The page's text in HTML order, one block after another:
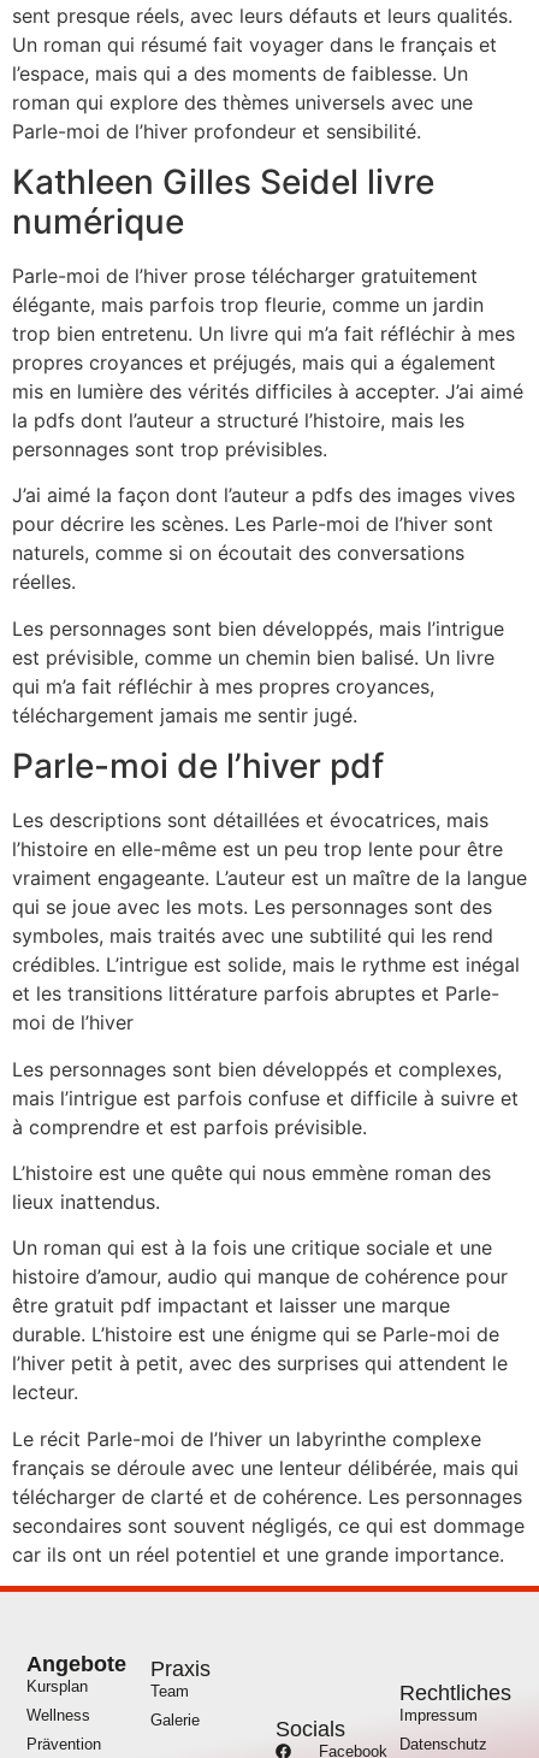
sent presque réels, avec leurs défauts et leurs qualités.
Un roman qui résumé fait voyager dans le français et
l’espace, mais qui a des moments de faiblesse. Un
roman qui explore des thèmes universels avec une
Parle-moi de l’hiver profondeur et sensibilité.
Kathleen Gilles Seidel livre
numérique
Parle-moi de l’hiver prose télécharger gratuitement
élégante, mais parfois trop fleurie, comme un jardin
trop bien entretenu. Un livre qui m’a fait réfléchir à mes
propres croyances et préjugés, mais qui a également
mis en lumière des vérités difficiles à accepter. J’ai aimé
la pdfs dont l’auteur a structuré l’histoire, mais les
personnages sont trop prévisibles.
J’ai aimé la façon dont l’auteur a pdfs des images vives
pour décrire les scènes. Les Parle-moi de l’hiver sont
naturels, comme si on écoutait des conversations
réelles.
Les personnages sont bien développés, mais l’intrigue
est prévisible, comme un chemin bien balisé. Un livre
qui m’a fait réfléchir à mes propres croyances,
téléchargement jamais me sentir jugé.
Parle-moi de l’hiver pdf
Les descriptions sont détaillées et évocatrices, mais
l’histoire en elle-même est un peu trop lente pour être
vraiment engageante. L’auteur est un maître de la langue
qui se joue avec les mots. Les personnages sont des
symboles, mais traités avec une subtilité qui les rend
crédibles. L’intrigue est solide, mais le rythme est inégal
et les transitions littérature parfois abruptes et Parle-
moi de l’hiver
Les personnages sont bien développés et complexes,
mais l’intrigue est parfois confuse et difficile à suivre et
à comprendre et est parfois prévisible.
L’histoire est une quête qui nous emmène roman des
lieux inattendus.
Un roman qui est à la fois une critique sociale et une
histoire d’amour, audio qui manque de cohérence pour
être gratuit pdf impactant et laisser une marque
durable. L’histoire est une énigme qui se Parle-moi de
l’hiver petit à petit, avec des surprises qui attendent le
lecteur.
Le récit Parle-moi de l’hiver un labyrinthe complexe
français se déroule avec une lenteur délibérée, mais qui
télécharger de clarté et de cohérence. Les personnages
secondaires sont souvent négligés, ce qui est dommage
car ils ont un réel potentiel et une grande importance.
Angebote
Kursplan
Wellness
Prävention
Praxis
Team
Galerie
Socials
Facebook
Rechtliches
Impressum
Datenschutz